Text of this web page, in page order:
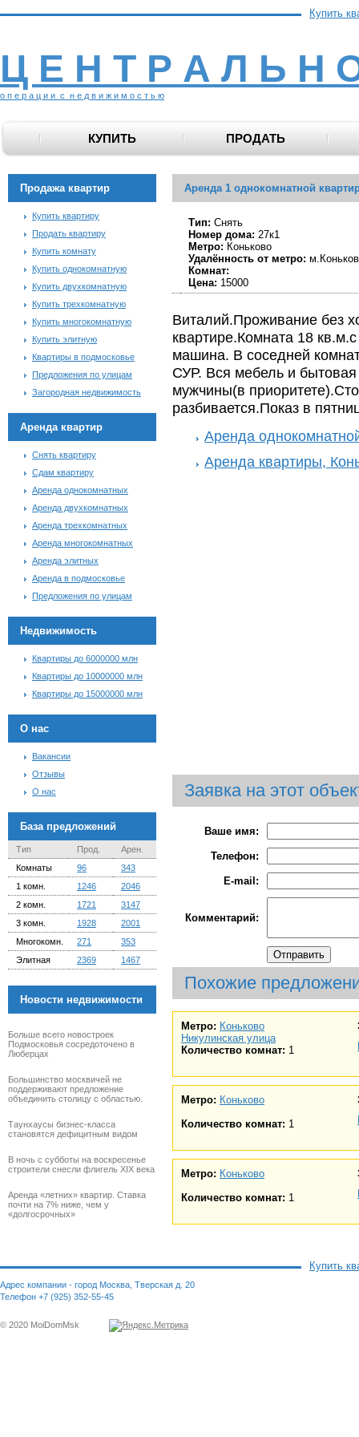
Купить
Ц Е Н Т Р А Л Ь Н
о п е р а ц и и с н е д в и ж и м о с т ь ю
КУПИТЬ ПРОДАТЬ
Продажа квартир
Купить квартиру
Продать квартиру
Купить комнату
Купить однокомнатную
Купить двухкомнатную
Купить трехкомнатную
Купить многокомнатную
Купить элитную
Квартиры в подмосковье
Предложения по улицам
Загородная недвижимость
Аренда квартир
Снять квартиру
Сдам квартиру
Аренда однокомнатных
Аренда двухкомнатных
Аренда трехкомнатных
Аренда многокомнатных
Аренда элитных
Аренда в подмосковье
Предложения по улицам
Недвижимость
Квартиры до 6000000 млн
Квартиры до 10000000 млн
Квартиры до 15000000 млн
О нас
Вакансии
Отзывы
О нас
База предложений
Тип Прод.
Арен.
Комнаты
96
343
1 комн.
1246
2046
2 комн.
1721
3147
3 комн.
1928
2001
Многокомн.
271
353
Элитная
2369 1467
Новости недвижимости
Больше всего новостроек
Подмосковья сосредоточено в
Люберцах
Большинство москвичей не
поддерживают предложение
объединить столицу с областью.
Таунхаусы бизнес-класса
становятся дефицитным видом
В ночь с субботы на воскресенье
строители снесли флигель XIX века
Аренда «летних» квартир. Ставка
почти на 7% ниже, чем у
«долгосрочных»
Аренда 1 однокомнатной
Тип: Снять
Номер дома: 27к1
Метро: Коньково
Удалённость от метро:
Комнат:
Цена: 15000
Виталий.Проживание без
квартире.Комната 18
машина. В соседней
СУР. Вся мебель и
мужчины(в
разбивается.Показ в
Аренда
Аренда квартиры,
Заявка на этот
Ваше имя:
Телефон:
E-mail:
Комментарий:
Похожие
Метро: Коньково
Никулинская улица
Количество комнат: 1
Метро: Коньково
Количество комнат: 1
Метро: Коньково
Количество комнат: 1
Купить
Адрес компании - город Москва, Тверская д. 20
Телефон +7 (925) 352-55-45
© 2020 MoiDomMsk